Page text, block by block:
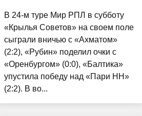
В 24-м туре Мир РПЛ в субботу
«Крылья Советов» на своем поле
сыграли вничью с «Ахматом»
(2:2), «Рубин» поделил очки с
«Оренбургом» (0:0), «Балтика»
упустила победу над «Пари НН»
(2:2). В во...